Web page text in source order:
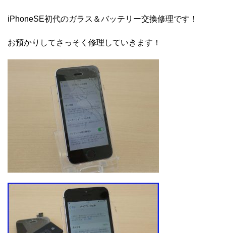
iPhoneSE初代のガラス＆バッテリー交換修理です！
お預かりしてさっそく修理していきます！